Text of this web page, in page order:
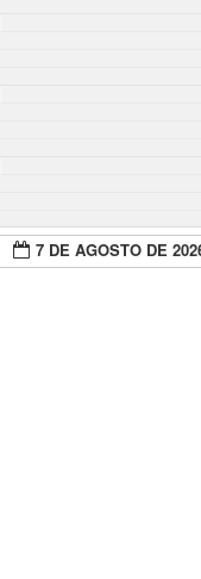
7 DE AGOSTO DE